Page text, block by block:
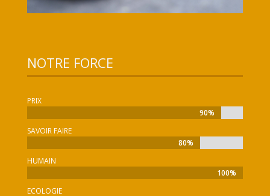
NOTRE FORCE
PRIX
90%
90%
SAVOIR FAIRE
80%
80%
HUMAIN
100%
100%
ECOLOGIE